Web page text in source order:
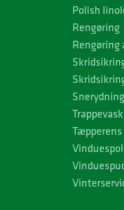
Polish
Rengøring
Rengøring
Snerydning
Trappevask
Tæpperens